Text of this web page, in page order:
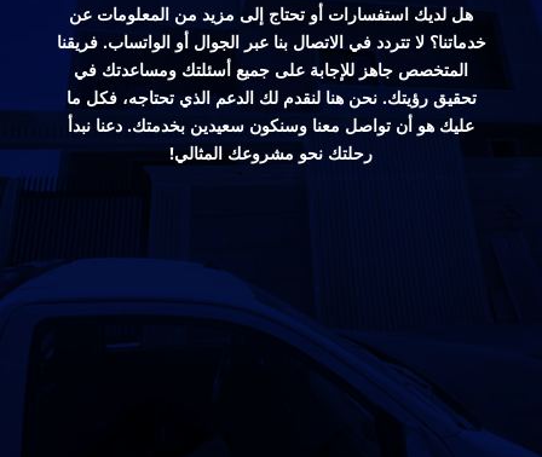
هل لديك استفسارات أو تحتاج إلى مزيد من المعلومات عن
خدماتنا؟ لا تتردد في الاتصال بنا عبر الجوال أو الواتساب. فريقنا
المتخصص جاهز للإجابة على جميع أسئلتك ومساعدتك في
تحقيق رؤيتك. نحن هنا لنقدم لك الدعم الذي تحتاجه، فكل ما
عليك هو أن تواصل معنا وسنكون سعيدين بخدمتك. دعنا نبدأ
رحلتك نحو مشروعك المثالي!